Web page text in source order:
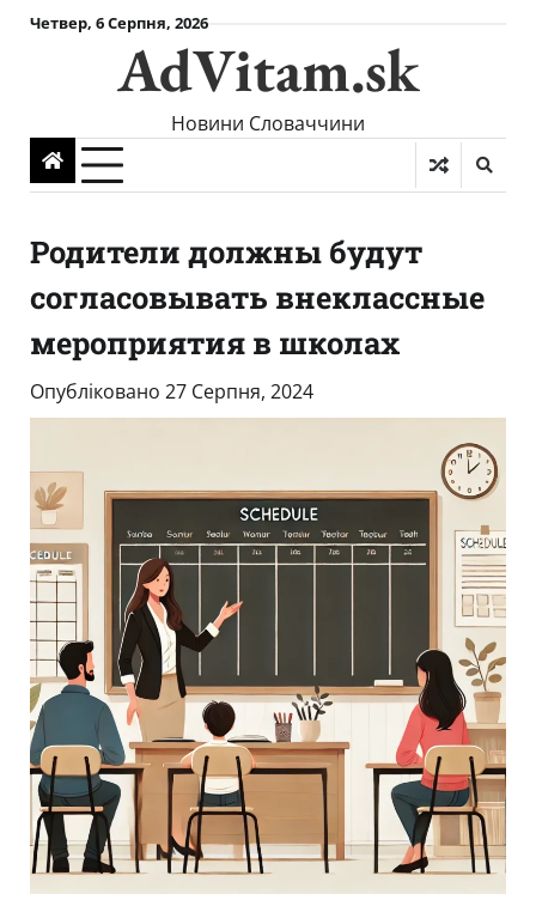
Skip
Четвер, 6 Серпня, 2026
AdVitam.sk
Новини Словаччини
Родители должны будут
согласовывать внеклассные
мероприятия в школах
Опубліковано 27 Серпня, 2024